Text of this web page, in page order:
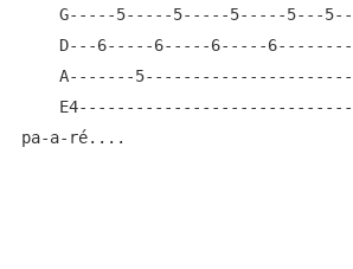
G-----5-----5-----5-----5---
D---6-----6-----6-----
A-------
pa-a-ré....